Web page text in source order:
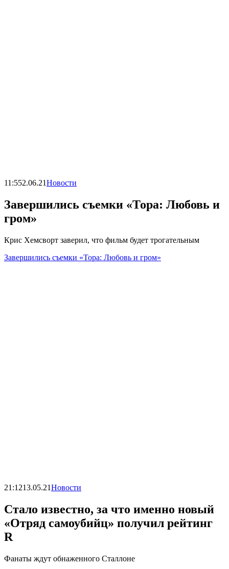
11:552.06.21Новости
Завершились съемки «Тора: Любовь и
гром»
Крис Хемсворт заверил, что фильм будет трогательным
Завершились съемки «Тора: Любовь и гром»
21:1213.05.21Новости
Стало известно, за что именно новый
«Отряд самоубийц» получил рейтинг
R
Фанаты ждут обнаженного Сталлоне